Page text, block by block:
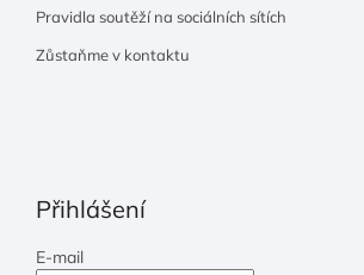
Pravidla soutěží na sociálních sítích
Zůstaňme v kontaktu
Přihlášení
E-mail